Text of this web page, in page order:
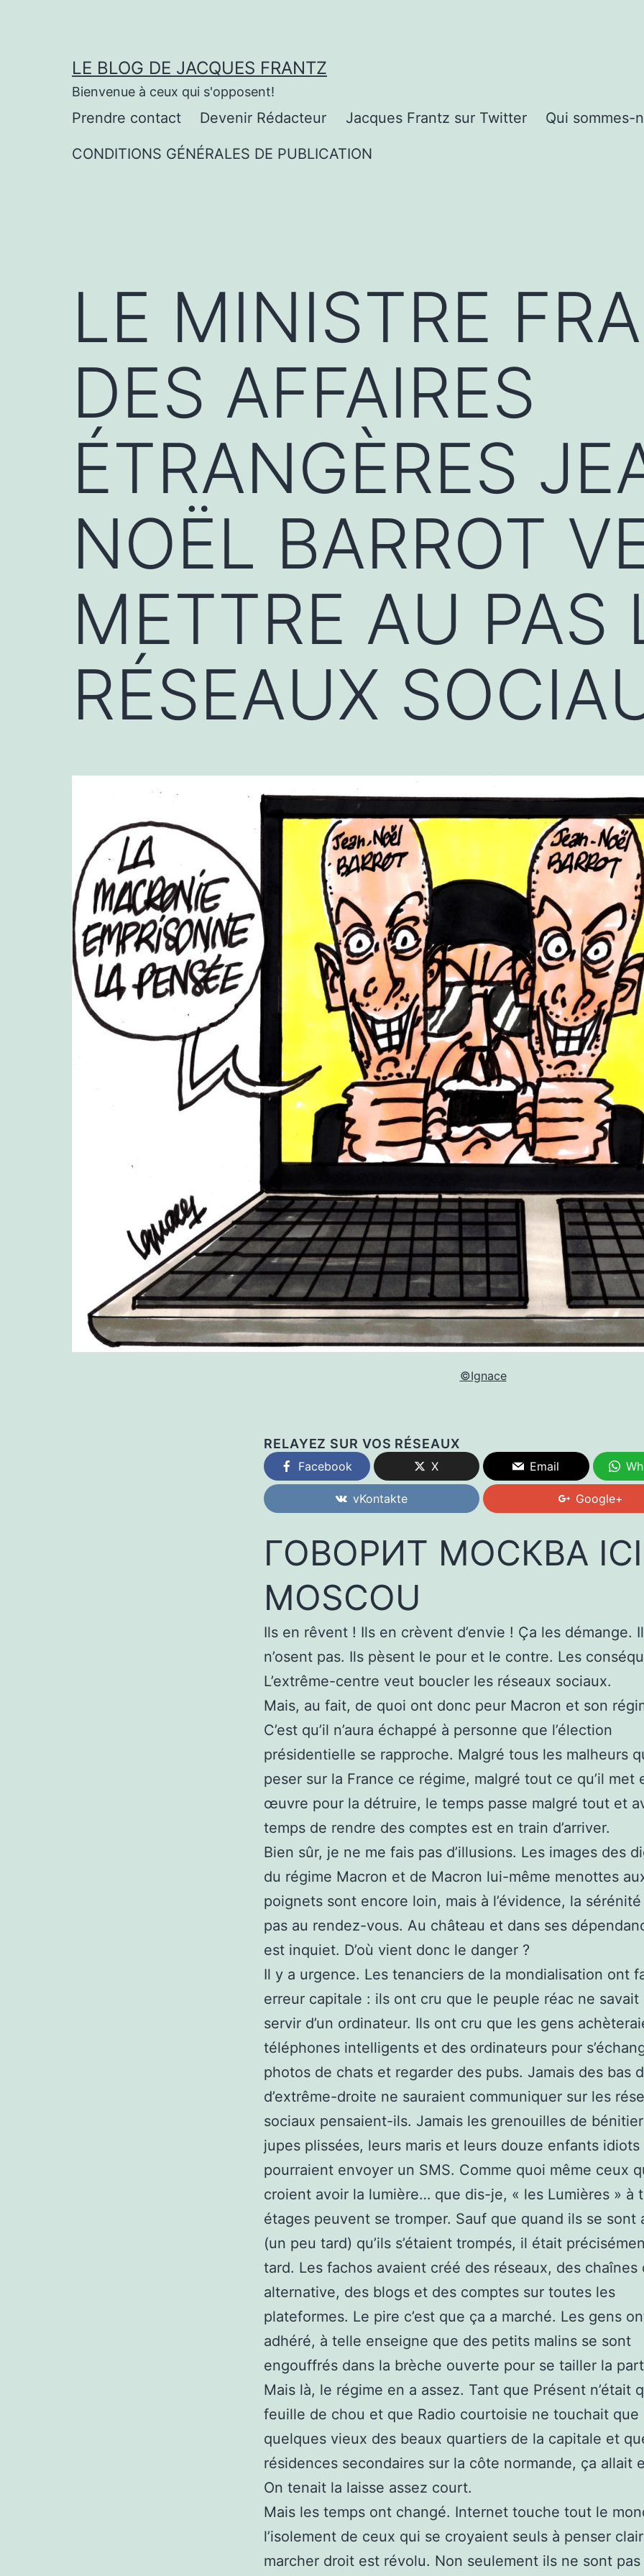
LE BLOG DE JACQUES FRANTZ
Bienvenue à ceux qui s'opposent!
Prendre contact Devenir Rédacteur Jacques Frantz sur Twitter Qui sommes-
CONDITIONS GÉNÉRALES DE PUBLICATION
LE MINISTRE
DES AFFAIRES
ÉTRANGÈRES
NOËL BARROT
METTRE AU PAS
RÉSEAUX
©Ignace
RELAYEZ SUR VOS RÉSEAUX
Facebook X Email
vKontakte Google+
ГОВОРИТ МОСКВА ICI
MOSCOU
Ils en rêvent ! Ils en crèvent d’envie ! Ça les démange.
n’osent pas. Ils pèsent le pour et le contre. Les
L’extrême-centre veut boucler les réseaux sociaux.
Mais, au fait, de quoi ont donc peur Macron et son
C’est qu’il n’aura échappé à personne que l’élection
présidentielle se rapproche. Malgré tous les malheurs
peser sur la France ce régime, malgré tout ce qu’il met
œuvre pour la détruire, le temps passe malgré tout et
temps de rendre des comptes est en train d’arriver.
Bien sûr, je ne me fais pas d’illusions. Les images des
du régime Macron et de Macron lui-même menottes
poignets sont encore loin, mais à l’évidence, la sérénité
pas au rendez-vous. Au château et dans ses
est inquiet. D’où vient donc le danger ?
Il y a urgence. Les tenanciers de la mondialisation ont
erreur capitale : ils ont cru que le peuple réac ne savait
servir d’un ordinateur. Ils ont cru que les gens
téléphones intelligents et des ordinateurs pour
photos de chats et regarder des pubs. Jamais des bas
d’extrême-droite ne sauraient communiquer sur les
sociaux pensaient-ils. Jamais les grenouilles de
jupes plissées, leurs maris et leurs douze enfants idiots
pourraient envoyer un SMS. Comme quoi même ceux
croient avoir la lumière… que dis-je, « les Lumières » à
étages peuvent se tromper. Sauf que quand ils se sont
(un peu tard) qu’ils s’étaient trompés, il était
tard. Les fachos avaient créé des réseaux, des chaînes
alternative, des blogs et des comptes sur toutes les
plateformes. Le pire c’est que ça a marché. Les gens
adhéré, à telle enseigne que des petits malins se sont
engouffrés dans la brèche ouverte pour se tailler la
Mais là, le régime en a assez. Tant que Présent n’était
feuille de chou et que Radio courtoisie ne touchait que
quelques vieux des beaux quartiers de la capitale et
résidences secondaires sur la côte normande, ça allait
On tenait la laisse assez court.
Mais les temps ont changé. Internet touche tout le
l’isolement de ceux qui se croyaient seuls à penser
marcher droit est révolu. Non seulement ils ne sont pas